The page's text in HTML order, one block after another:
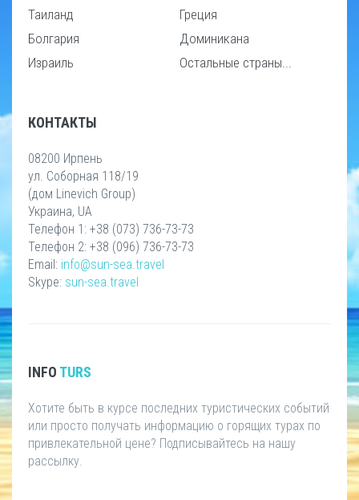
Таиланд
Болгария
Израиль
Греция
Доминикана
Остальные страны...
КОНТАКТЫ
08200 Ирпень
ул. Соборная 118/19
(дом Linevich Group)
Украина, UA
Телефон 1: +38 (073) 736-73-73
Телефон 2: +38 (096) 736-73-73
Email: info@sun-sea.travel
Skype: sun-sea.travel
INFO TURS
Хотите быть в курсе последних туристических событий
или просто получать информацию о горящих турах по
привлекательной цене? Подписывайтесь на нашу
рассылку.